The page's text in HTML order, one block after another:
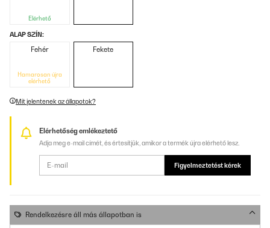
Elérhető
ALAP SZÍN:
Fehér
Hamarosan újra
elérhető
Fekete
Mit jelentenek az állapotok?
Elérhetőség emlékeztető
Adja meg e-mail címét, és értesítjük, amikor a termék újra elérhető lesz.
Figyelmeztetést kérek
Rendelkezésre áll más állapotban is